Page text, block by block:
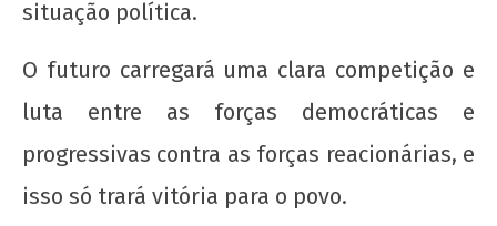
Nota Política da UJC - PARA ALÉM DA
SUSPENSÃO: Pela revogação imediata do
"Novo" Ensino Médio!
situação política.
O futuro carregará uma clara competição e
luta entre as forças democráticas e
progressivas contra as forças reacionárias, e
isso só trará vitória para o povo.